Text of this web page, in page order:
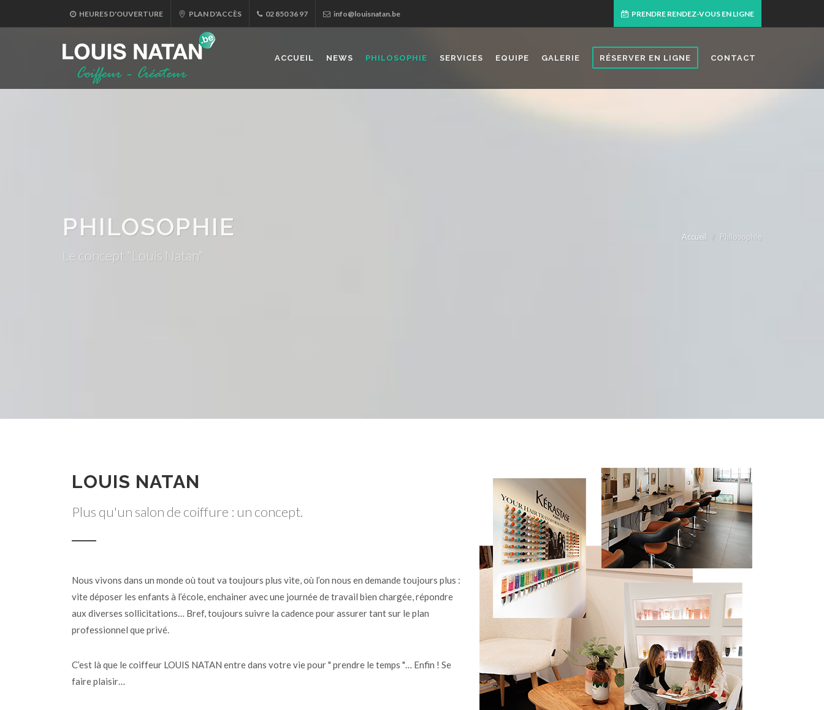
HEURES D'OUVERTURE PLAN D'ACCÈS 02 850 36 97 info@louisnatan.be PRENDRE RENDEZ-VOUS EN LIGNE
ACCUEIL NEWS PHILOSOPHIE SERVICES EQUIPE GALERIE RÉSERVER EN LIGNE CONTACT
PHILOSOPHIE
Le concept "Louis Natan"
Accueil Philosophie
LOUIS NATAN
Plus qu'un salon de coiffure : un concept.
Nous vivons dans un monde où tout va toujours plus vite, où l’on nous en demande toujours plus :
vite déposer les enfants à l’école, enchainer avec une journée de travail bien chargée, répondre
aux diverses sollicitations… Bref, toujours suivre la cadence pour assurer tant sur le plan
professionnel que privé.
C’est là que le coiffeur LOUIS NATAN entre dans votre vie pour " prendre le temps "… Enfin ! Se
faire plaisir…